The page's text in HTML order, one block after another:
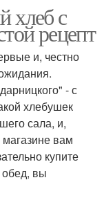
хлеб с
рецепт
и, честно
- с
хлебушек
сала, и,
магазине вам
купите
обед, вы